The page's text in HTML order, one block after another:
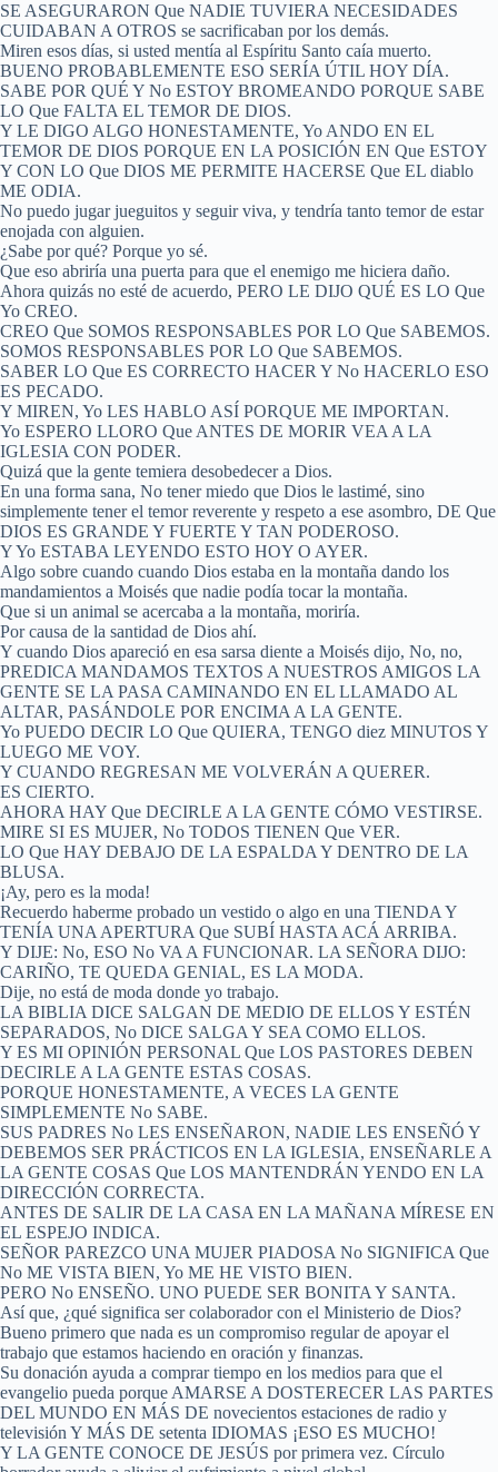
SE ASEGURARON Que NADIE TUVIERA NECESIDADES
CUIDABAN A OTROS se sacrificaban por los demás.
Miren esos días, si usted mentía al Espíritu Santo caía muerto.
BUENO PROBABLEMENTE ESO SERÍA ÚTIL HOY DÍA.
SABE POR QUÉ Y No ESTOY BROMEANDO PORQUE SABE
LO Que FALTA EL TEMOR DE DIOS.
Y LE DIGO ALGO HONESTAMENTE, Yo ANDO EN EL
TEMOR DE DIOS PORQUE EN LA POSICIÓN EN Que ESTOY
Y CON LO Que DIOS ME PERMITE HACERSE Que EL diablo
ME ODIA.
No puedo jugar jueguitos y seguir viva, y tendría tanto temor de estar
enojada con alguien.
¿Sabe por qué? Porque yo sé.
Que eso abriría una puerta para que el enemigo me hiciera daño.
Ahora quizás no esté de acuerdo, PERO LE DIJO QUÉ ES LO Que
Yo CREO.
CREO Que SOMOS RESPONSABLES POR LO Que SABEMOS.
SOMOS RESPONSABLES POR LO Que SABEMOS.
SABER LO Que ES CORRECTO HACER Y No HACERLO ESO
ES PECADO.
Y MIREN, Yo LES HABLO ASÍ PORQUE ME IMPORTAN.
Yo ESPERO LLORO Que ANTES DE MORIR VEA A LA
IGLESIA CON PODER.
Quizá que la gente temiera desobedecer a Dios.
En una forma sana, No tener miedo que Dios le lastimé, sino
simplemente tener el temor reverente y respeto a ese asombro, DE Que
DIOS ES GRANDE Y FUERTE Y TAN PODEROSO.
Y Yo ESTABA LEYENDO ESTO HOY O AYER.
Algo sobre cuando cuando Dios estaba en la montaña dando los
mandamientos a Moisés que nadie podía tocar la montaña.
Que si un animal se acercaba a la montaña, moriría.
Por causa de la santidad de Dios ahí.
Y cuando Dios apareció en esa sarsa diente a Moisés dijo, No, no,
PREDICA MANDAMOS TEXTOS A NUESTROS AMIGOS LA
GENTE SE LA PASA CAMINANDO EN EL LLAMADO AL
ALTAR, PASÁNDOLE POR ENCIMA A LA GENTE.
Yo PUEDO DECIR LO Que QUIERA, TENGO diez MINUTOS Y
LUEGO ME VOY.
Y CUANDO REGRESAN ME VOLVERÁN A QUERER.
ES CIERTO.
AHORA HAY Que DECIRLE A LA GENTE CÓMO VESTIRSE.
MIRE SI ES MUJER, No TODOS TIENEN Que VER.
LO Que HAY DEBAJO DE LA ESPALDA Y DENTRO DE LA
BLUSA.
¡Ay, pero es la moda!
Recuerdo haberme probado un vestido o algo en una TIENDA Y
TENÍA UNA APERTURA Que SUBÍ HASTA ACÁ ARRIBA.
Y DIJE: No, ESO No VA A FUNCIONAR. LA SEÑORA DIJO:
CARIÑO, TE QUEDA GENIAL, ES LA MODA.
Dije, no está de moda donde yo trabajo.
LA BIBLIA DICE SALGAN DE MEDIO DE ELLOS Y ESTÉN
SEPARADOS, No DICE SALGA Y SEA COMO ELLOS.
Y ES MI OPINIÓN PERSONAL Que LOS PASTORES DEBEN
DECIRLE A LA GENTE ESTAS COSAS.
PORQUE HONESTAMENTE, A VECES LA GENTE
SIMPLEMENTE No SABE.
SUS PADRES No LES ENSEÑARON, NADIE LES ENSEÑÓ Y
DEBEMOS SER PRÁCTICOS EN LA IGLESIA, ENSEÑARLE A
LA GENTE COSAS Que LOS MANTENDRÁN YENDO EN LA
DIRECCIÓN CORRECTA.
ANTES DE SALIR DE LA CASA EN LA MAÑANA MÍRESE EN
EL ESPEJO INDICA.
SEÑOR PAREZCO UNA MUJER PIADOSA No SIGNIFICA Que
No ME VISTA BIEN, Yo ME HE VISTO BIEN.
PERO No ENSEÑO. UNO PUEDE SER BONITA Y SANTA.
Así que, ¿qué significa ser colaborador con el Ministerio de Dios?
Bueno primero que nada es un compromiso regular de apoyar el
trabajo que estamos haciendo en oración y finanzas.
Su donación ayuda a comprar tiempo en los medios para que el
evangelio pueda porque AMARSE A DOSTERECER LAS PARTES
DEL MUNDO EN MÁS DE novecientos estaciones de radio y
televisión Y MÁS DE setenta IDIOMAS ¡ESO ES MUCHO!
Y LA GENTE CONOCE DE JESÚS por primera vez. Círculo